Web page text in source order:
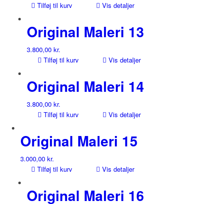
Tilføj til kurv
Vis detaljer
Original Maleri 13
3.800,00 kr.
Tilføj til kurv
Vis detaljer
Original Maleri 14
3.800,00 kr.
Tilføj til kurv
Vis detaljer
Original Maleri 15
3.000,00 kr.
Tilføj til kurv
Vis detaljer
Original Maleri 16